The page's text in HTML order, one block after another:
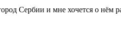
Сербии и мне хочется о нём